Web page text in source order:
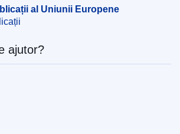
al Uniunii Europene
ajutor?